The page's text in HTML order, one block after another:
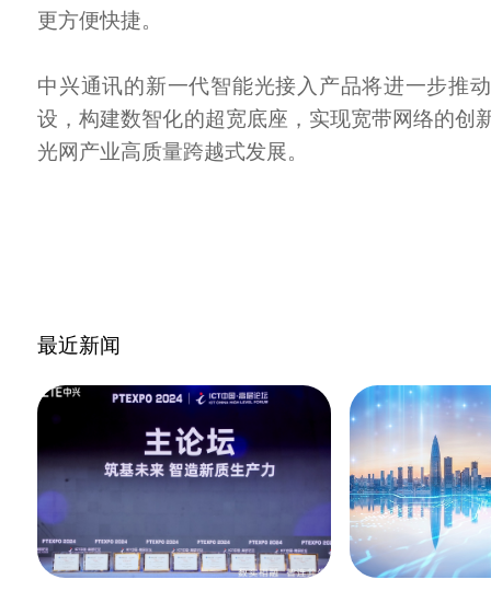
更方便快捷。
中兴通讯的新一代智能光接入产品将进一步推
设，构建数智化的超宽底座，实现宽带网络的创
光网产业高质量跨越式发展。
最近新闻